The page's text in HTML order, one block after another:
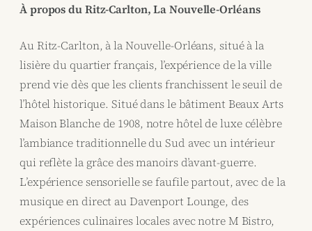
À propos du Ritz-Carlton, La Nouvelle-Orléans
Au Ritz-Carlton, à la Nouvelle-Orléans, situé à la
lisière du quartier français, l’expérience de la ville
prend vie dès que les clients franchissent le seuil de
l’hôtel historique. Situé dans le bâtiment Beaux Arts
Maison Blanche de 1908, notre hôtel de luxe célèbre
l’ambiance traditionnelle du Sud avec un intérieur
qui reflète la grâce des manoirs d’avant-guerre.
L’expérience sensorielle se faufile partout, avec de la
musique en direct au Davenport Lounge, des
expériences culinaires locales avec notre M Bistro,